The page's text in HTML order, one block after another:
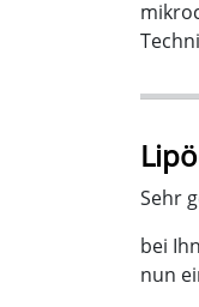
Sehr
bei
nun